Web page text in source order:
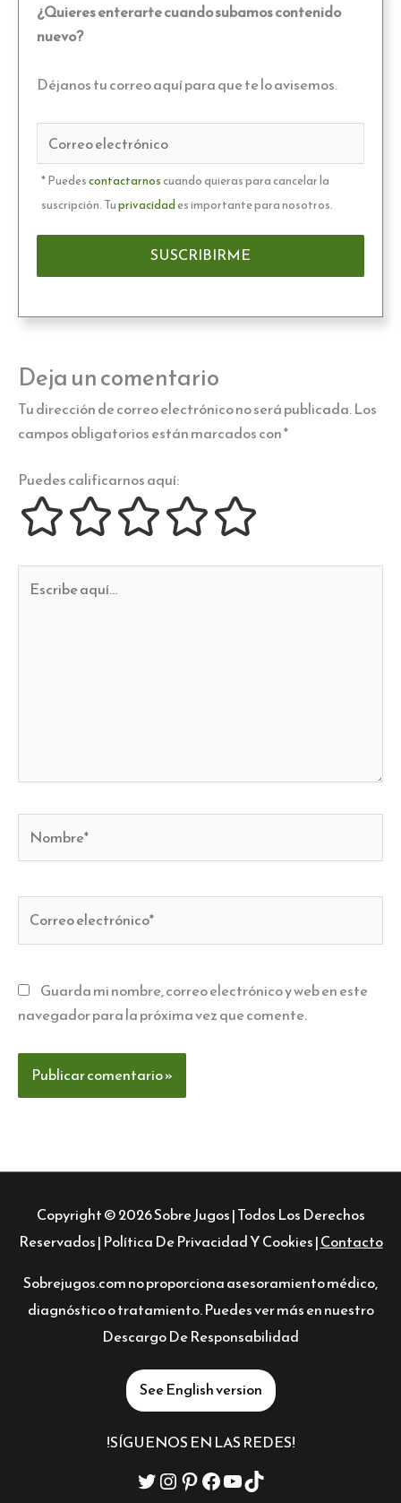
¿Quieres enterarte cuando subamos contenido
nuevo?
Déjanos tu correo aquí para que te lo avisemos.
* Puedescontactarnoscuando quieras para cancelar la
suscripción. Tuprivacidades importante para nosotros.
Deja un comentario
Tu dirección de correo electrónico no será publicada.Los
campos obligatorios están marcados con*
Puedes calificarnos aquí:
aquí...
electrónico*
Guarda mi nombre, correo electrónico y web en este
navegador para la próxima vez que comente.
Copyright © 2026Sobre Jugos| Todos Los Derechos
Reservados | Política De Privacidad Y Cookies|Contacto
Sobrejugos.com no proporciona asesoramiento médico,
diagnóstico o tratamiento. Puedes ver más en nuestro
Descargo De Responsabilidad
See English version
!SÍGUENOS EN LAS REDES!
Twitter
Instagram
Pinterest
Facebook
YouTube
TikTok